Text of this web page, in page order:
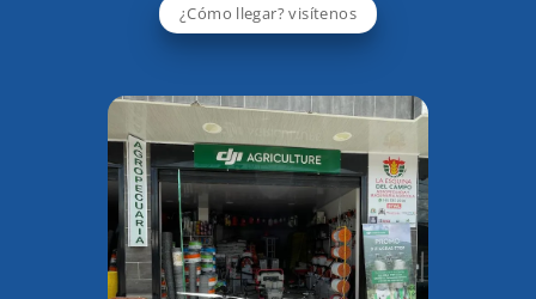
¿Cómo llegar? visítenos